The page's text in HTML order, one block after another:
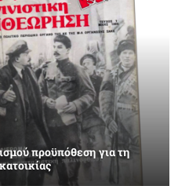
προϋπόθεση για τη